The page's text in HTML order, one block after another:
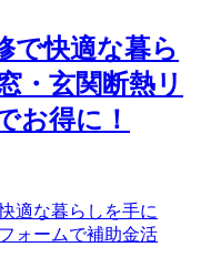
快適な暮ら
・玄関断熱リ
お得に！